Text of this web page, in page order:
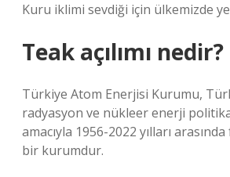
Kuru iklimi sevdiği için ülkemizde
Teak açılımı nedir?
Türkiye Atom Enerjisi Kurumu,
radyasyon ve nükleer enerji
amacıyla 1956-2022 yılları
bir kurumdur.